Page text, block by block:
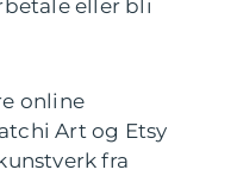
eller bli
online
Art og Etsy
fra